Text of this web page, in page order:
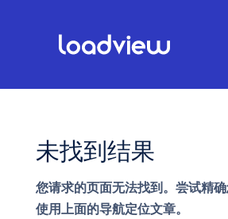
未找到结果
您请求的页面无法找到。尝试精
使用上面的导航定位文章。